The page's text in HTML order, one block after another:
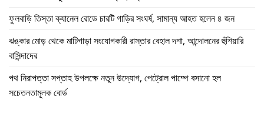
ফুলবাড়ি তিস্তা ক্যানেল রোডে চারটি গাড়ির সংঘর্ষ, সামান্য আহত হলেন ৪ জন
ঝঙ্কার মোড় থেকে মাটিগাড়া সংযোগকারী রাস্তার বেহাল দশা, আন্দোলনের হুঁশিয়ারি
বাসিন্দাদের
পথ নিরাপত্তা সপ্তাহ উপলক্ষে নতুন উদ্যোগ, পেট্রোল পাম্পে বসানো হল
সচেতনতামূলক বোর্ড